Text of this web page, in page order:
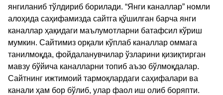
янгиланиб тўлдириб борилади. “Янги каналлар” номли
алоҳида саҳифамизда сайтга қўшилган барча янги
каналлар ҳақидаги маълумотларни батафсил кўриш
мумкин. Сайтимиз орқали кўплаб каналлар оммага
танилмоқда, фойдаланувчилар ўзларини қизиқтирган
мавзу бўйича каналларни топиб аъзо бўлмоқдалар.
Сайтнинг ижтимоий тармоқлардаги саҳифалари ва
канали ҳам бор бўлиб, улар фаол иш олиб боряпти.